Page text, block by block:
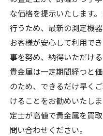
な価格を提示いたします
行うため、最新の測定機
お客様が安心して利用で
事を努め、納得いただけ
貴金属は一定期間経つと
のため、できるだけ早く
けることをお勧めいたし
定士が高値で貴金属を買
問い合わせください。